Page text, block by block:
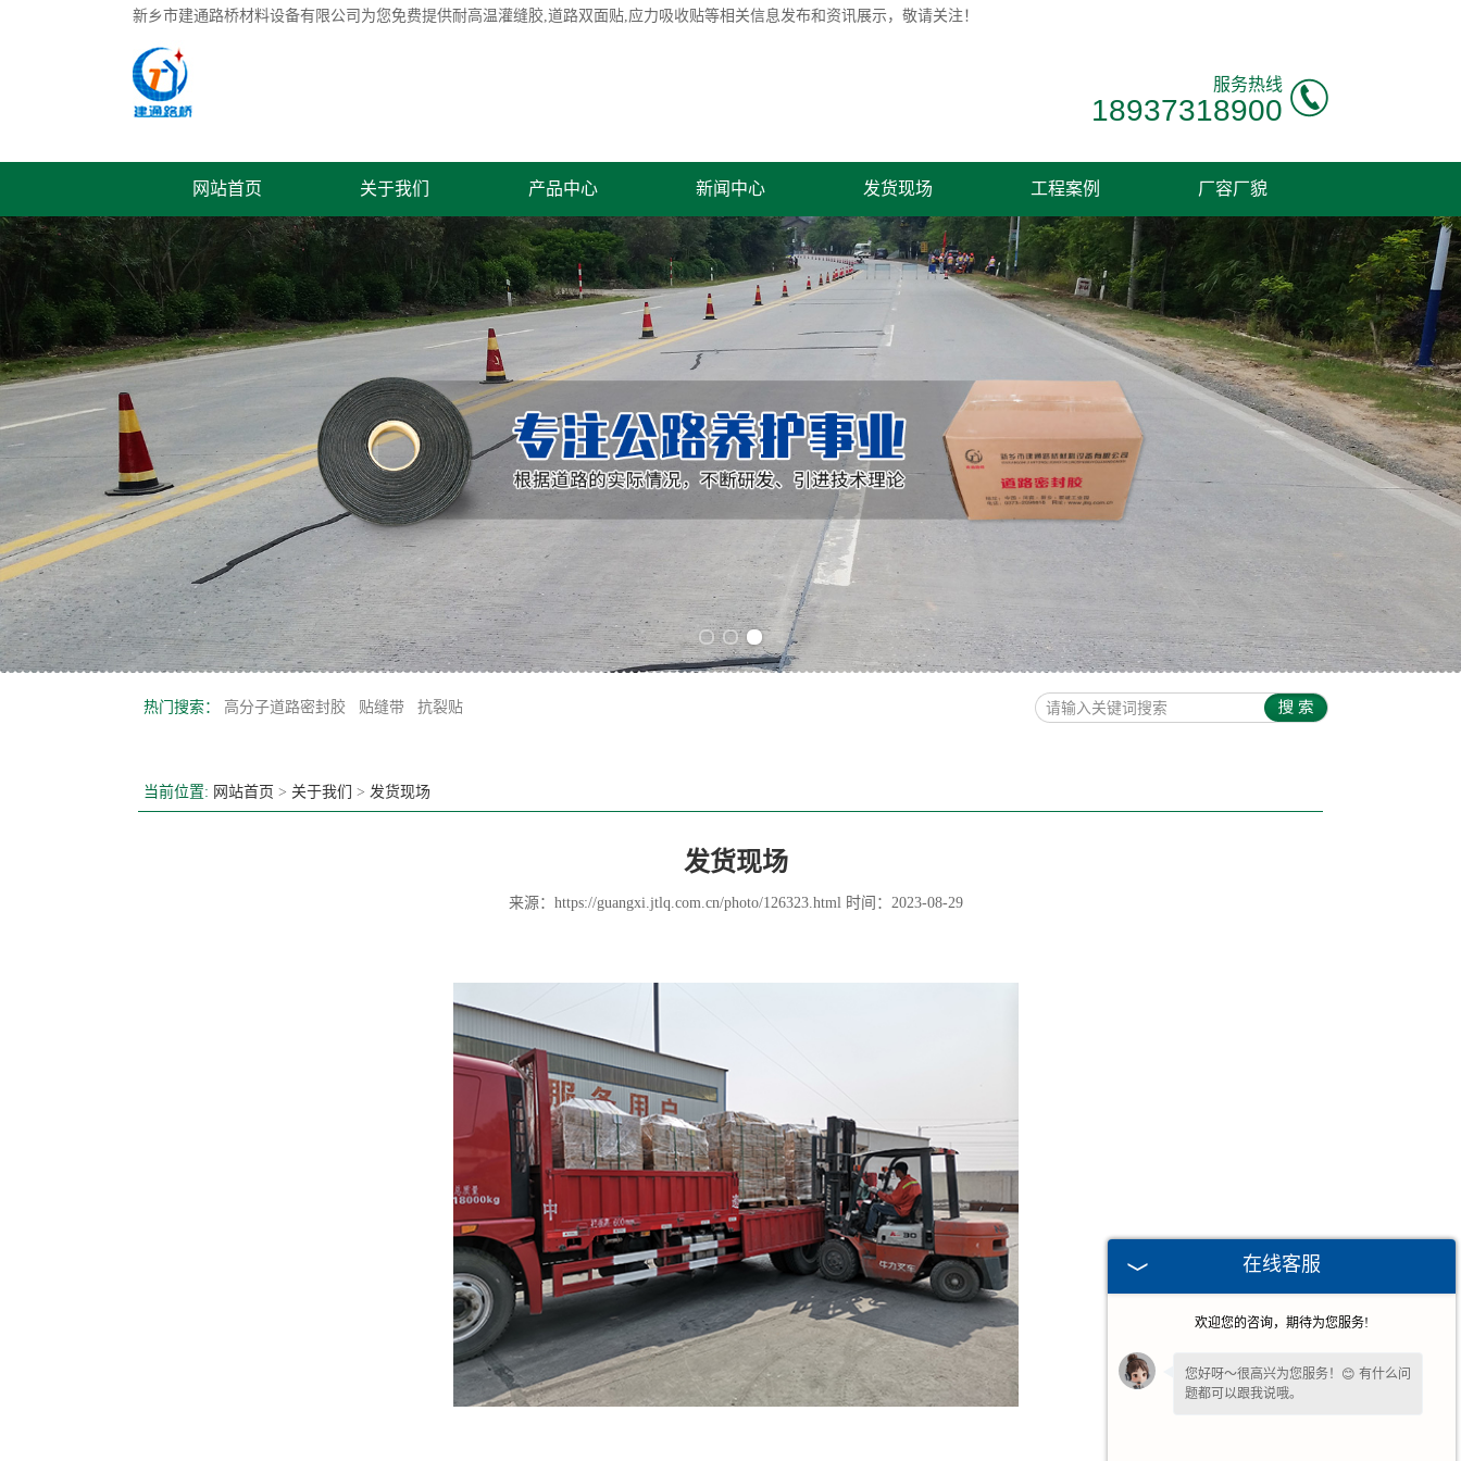
新乡市建通路桥材料设备有限公司为您免费提供耐高温灌缝胶,道路双面贴,应力吸收贴等相关信息发布和资讯展示，敬请关注！
服务热线
18937318900
网站首页 关于我们 产品中心 新闻中心 发货现场 工程案例 厂容厂貌
联系我们
热门搜索： 高分子道路密封胶 贴缝带 抗裂贴
当前位置: 网站首页 > 关于我们 > 发货现场
发货现场
来源： https://guangxi.jtlq.com.cn/photo/126323.html 时间：2023-08-29
在线客服
欢迎您的咨询，期待为您服务!
您好呀～很高兴为您服务！😊 有什么问
题都可以跟我说哦。